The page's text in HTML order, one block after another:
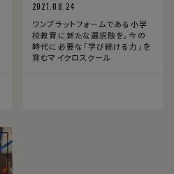
2021.08.24
ワンプラットフォームである小学
校教育に新たな選択肢を。今の
時代に必要な「学び続ける力」を
育むマイクロスクール